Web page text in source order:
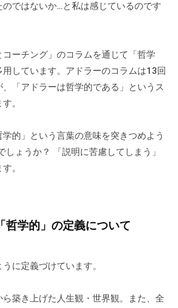
ではないか…と私は感じているのです
ーチング」のコラムを通じて「哲学
しています。アドラーのコラムは13回
「アドラーは哲学的である」というス
。
的」という言葉の意味を突きつめよう
しょうか？ 「説明に苦慮してしまう」
。
哲学的」の定義について
に定義づけています。
築き上げた人生観・世界観。また、全